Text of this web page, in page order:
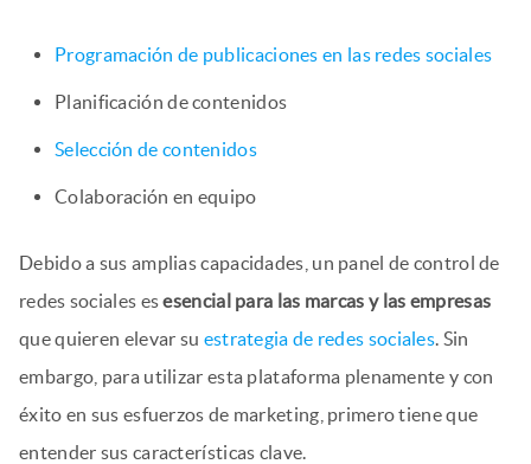
Programación de publicaciones en las redes sociales
Planificación de contenidos
Selección de contenidos
Colaboración en equipo
Debido a sus amplias capacidades, un panel de control de
redes sociales esesencial para las marcas y las empresas
que quieren elevar su estrategia de redes sociales. Sin
embargo, para utilizar esta plataforma plenamente y con
éxito en sus esfuerzos de marketing, primero tiene que
entender sus características clave.